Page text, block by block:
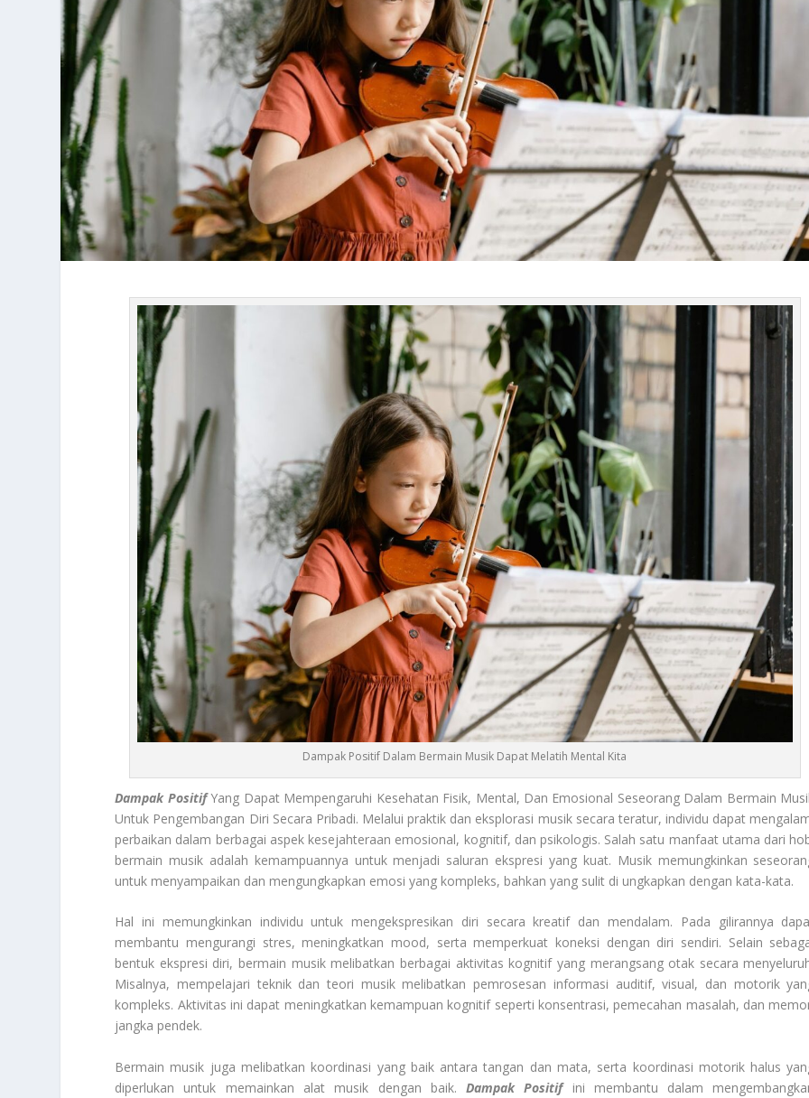
Dampak Positif Dalam Bermain Musik Dapat Melatih Mental Kita
Dampak PositifYang Dapat Mempengaruhi Kesehatan Fisik, Mental, Dan Emosional Seseorang Dalam Bermain
Untuk Pengembangan Diri Secara Pribadi. Melalui praktik dan eksplorasi musik secara teratur, individu dapat
perbaikan dalam berbagai aspek kesejahteraan emosional, kognitif, dan psikologis. Salah satu manfaat utama dari
bermain musik adalah kemampuannya untuk menjadi saluran ekspresi yang kuat. Musik memungkinkan
untuk menyampaikan dan mengungkapkan emosi yang kompleks, bahkan yang sulit di ungkapkan dengan kata-kata.
Hal ini memungkinkan individu untuk mengekspresikan diri secara kreatif dan mendalam. Pada gilirannya
membantu mengurangi stres, meningkatkan mood, serta memperkuat koneksi dengan diri sendiri. Selain
bentuk ekspresi diri, bermain musik melibatkan berbagai aktivitas kognitif yang merangsang otak secara
Misalnya, mempelajari teknik dan teori musik melibatkan pemrosesan informasi auditif, visual, dan motorik
kompleks. Aktivitas ini dapat meningkatkan kemampuan kognitif seperti konsentrasi, pemecahan masalah, dan
jangka pendek.
Bermain musik juga melibatkan koordinasi yang baik antara tangan dan mata, serta koordinasi motorik halus
diperlukan untuk memainkan alat musik dengan baik.Dampak Positifini membantu dalam